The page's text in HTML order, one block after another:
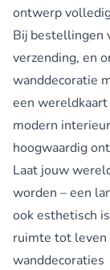
ontwerp
Bij bestellingen
verzending, en
wanddecoratie
een
modern
hoogwaardig
Laat jouw
worden – een
ook esthetisch
ruimte tot leven
wanddecoraties